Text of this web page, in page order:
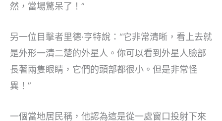
然，當場驚呆了！”
另一位目擊者里德·亨特說：“它非常清晰，看上去就
是外形一清二楚的外星人。你可以看到外星人臉部
長著兩隻眼睛，它們的頭部都很小。但是非常怪
異！”
一個當地居民稱，他認為這是從一處窗口投射下來